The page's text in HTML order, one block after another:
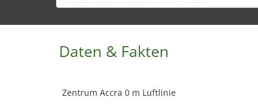
Daten & Fakten
Zentrum Accra 0 m Luftlinie